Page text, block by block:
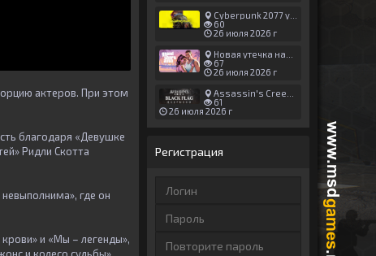
актеров. При этом
благодаря «Девушке
Ридли Скотта
невыполнима», где он
крови»и «Мы – легенды»,
Cyberpunk 2077 установила новый рекорд: 1,5 млрд загрузок модов, в топе — контент 18+
60
26 июля 2026 г
Новая утечка намекает на выход третьего трейлера GTA 6 уже 7 августа
67
26 июля 2026 г
Assassin's Creed Black Flag Resynced может позаимствовать систему испытаний у Mirage
61
26 июля 2026 г
Регистрация